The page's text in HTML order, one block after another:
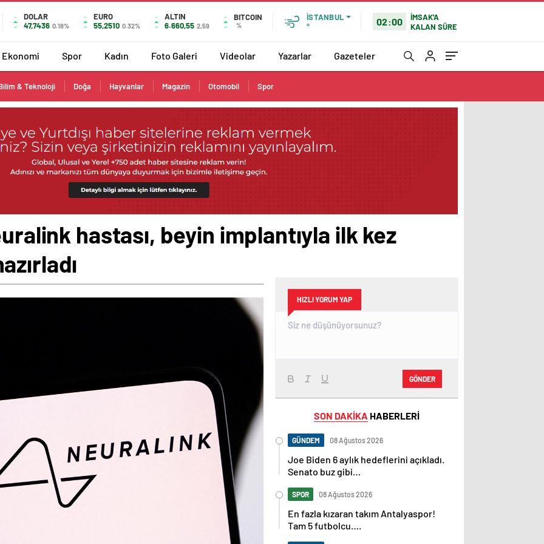
DOLAR
47,7436 0.18%
EURO
55,2510 0.32%
ALTIN
6.660,55 2,59
BITCOIN
%
İSTANBUL
°
02:00
İMSAK'A
KALAN SÜRE
Ekonomi Spor Kadın Foto Galeri Videolar Yazarlar Gazeteler
& Teknoloji Doğa Hayvanlar Magazin Otomobil Spor
hastası, beyin implantıyla ilk kez
HIZLI YORUM YAP
GÖNDER
SON DAKİKA HABERLERİ
GÜNDEM 08 Ağustos 2026
Joe Biden 6 aylık hedeflerini açıkladı.
Senato buz gibi…
SPOR 08 Ağustos 2026
En fazla kızaran takım Antalyaspor!
Tam 5 futbolcu….